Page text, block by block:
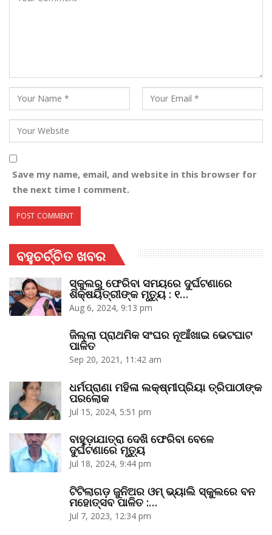
Save my name, email, and website in this browser for
the next time I comment.
ବହୁଚର୍ଚ୍ଚିତ ଖବର
ସ୍କୁଲରୁ ଫେରିବା ସମୟରେ ଦୁର୍ଘଟଣାରେ
ଶିକ୍ଷୟିତ୍ରୀଙ୍କ ମୃତ୍ୟୁ : ୧…
Aug 6, 2024, 9:13 pm
ଜିଲ୍ଲା ପ୍ରାଥମିକ ସଂଘର ନୂଆଁଖାଇ ଭେଟଘାଟ
ପାଳିତ
Sep 20, 2021, 11:42 am
ଧର୍ମପ୍ରାଣା ମହିଳା ଲକ୍ଷ୍ମୀପ୍ରିୟା ତ୍ରିପାଠୀଙ୍କ
ପରଲୋକ
Jul 15, 2024, 5:51 pm
ବାହୁଡ଼ାଯାତ୍ରା ଦେଖି ଫେରିବା ବେଳେ
ଦୁର୍ଘଟଣାରେ ମୃତ୍ୟୁ
Jul 18, 2024, 9:44 pm
ଟିଟିଲାଗଡ଼ ଜୁନିଅର ଓମ୍‌ ଭ୍ୟାଲି ସ୍କୁଲରେ ବନ
ମହୋତ୍ସବ ପାଳିତ :…
Jul 7, 2023, 12:34 pm